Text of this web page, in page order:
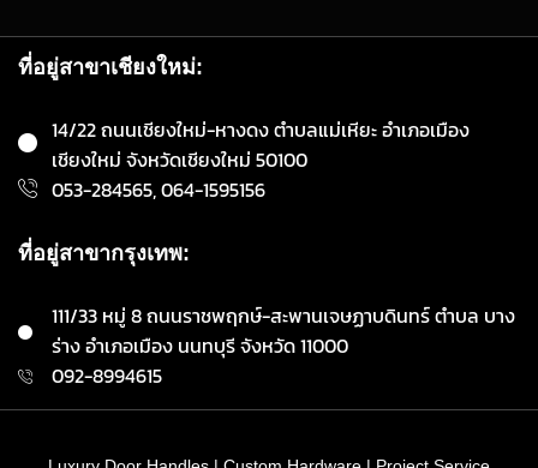
ที่อยู่สาขาเชียงใหม่:
14/22 ถนนเชียงใหม่-หางดง ตำบลแม่เหียะ อำเภอเมือง
เชียงใหม่ จังหวัดเชียงใหม่ 50100
053-284565, 064-1595156
ที่อยู่สาขากรุงเทพ:
111/33 หมู่ 8 ถนนราชพฤกษ์-สะพานเจษฏาบดินทร์ ตำบล บาง
ร่าง อำเภอเมือง นนทบุรี จังหวัด 11000
092-8994615